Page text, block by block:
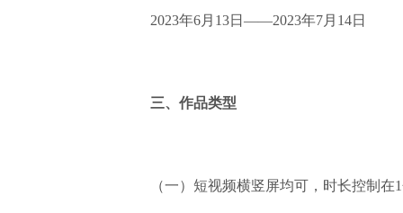
2023年6月13日——2023年7月14日
三、作品类型
（一）短视频横竖屏均可，时长控制在1